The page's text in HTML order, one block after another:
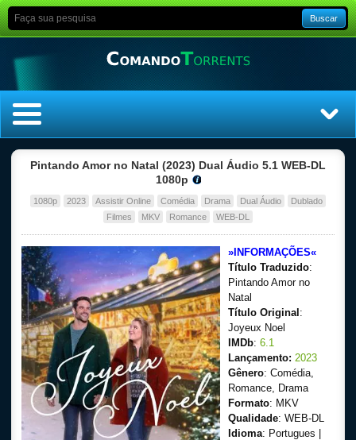
Buscar
Filmes
Dublado
Legendado
Pintando Amor no Natal (2023) Dual Áudio 5.1 WEB-DL
1080p
1080p 2023 Assistir Online Comédia Drama Dual Áudio
Dublado
Filmes
MKV Romance WEB-DL
»INFORMAÇÕES«
Título Traduzido:
Pintando Amor no
Natal
Título Original :
Joyeux Noel
IMDb: 6.1
Lançamento: 2023
Gênero: Comédia,
Romance, Drama
Formato: MKV
Qualidade: WEB-DL
Idioma: Portugues |